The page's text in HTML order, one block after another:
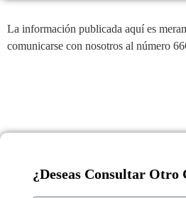
La información publicada aquí es
comunicarse con nosotros al número
¿Deseas Consultar Otro